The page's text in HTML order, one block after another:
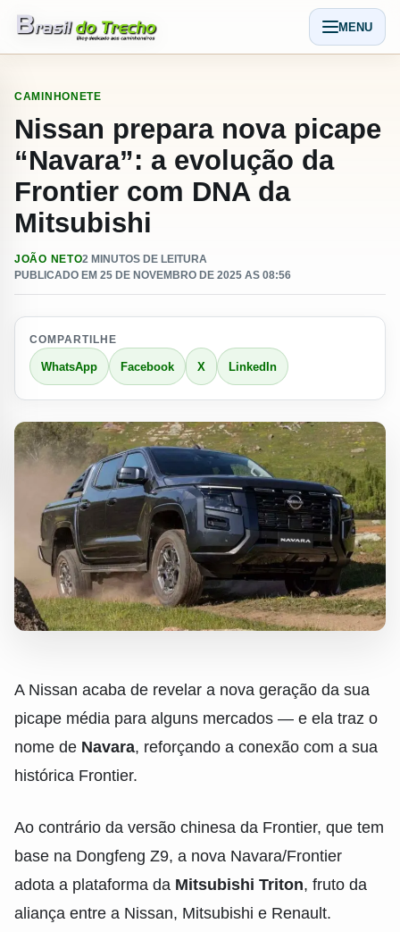
Abrir
MENU
CAMINHONETE
Nissan prepara nova picape
“Navara”: a evolução da
Frontier com DNA da
Mitsubishi
JOÃO NETO2 MINUTOS DE LEITURA
PUBLICADO EM 25 DE NOVEMBRO DE 2025 AS 08:56
COMPARTILHE
WhatsApp Facebook X LinkedIn
A Nissan acaba de revelar a nova geração da sua
picape média para alguns mercados — e ela traz o
nome de Navara, reforçando a conexão com a sua
histórica Frontier.
Ao contrário da versão chinesa da Frontier, que tem
base na Dongfeng Z9, a nova Navara/Frontier
adota a plataforma da Mitsubishi Triton, fruto da
aliança entre a Nissan, Mitsubishi e Renault.